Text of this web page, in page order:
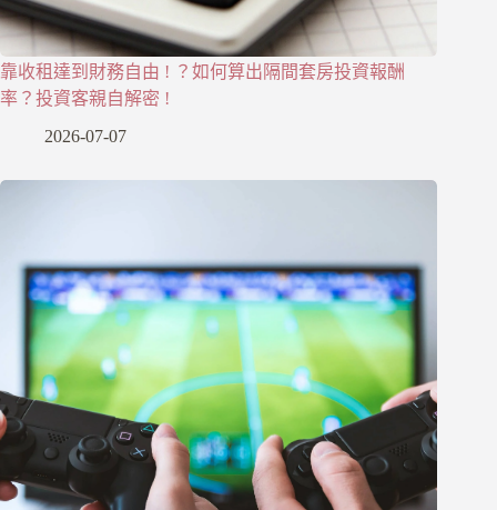
靠收租達到財務自由 ! ？如何算出隔間套房投資報酬
率？投資客親自解密 !
2026-07-07